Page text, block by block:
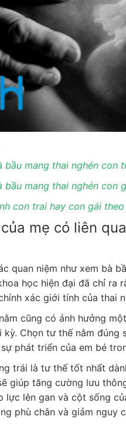
bầu mang thai nghén con
bầu mang thai nghén con
con trai hay con gái
mẹ có liên
quan niệm như xem bà
học hiện đại đã chỉ ra
xác giới tính của thai
cũng có ảnh hưởng
Chọn tư thế nằm đúng
phát triển của em bé
trái là tư thế tốt nhất
giúp tăng cường lưu
lực lên gan và cột sống
phù chân và giảm nguy